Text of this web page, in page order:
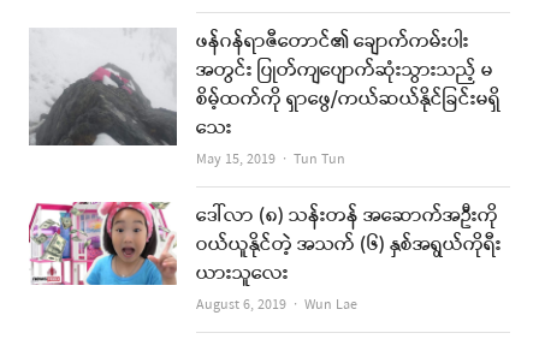
ဖန်ဂန်ရာဇီတောင်၏ ချောက်ကမ်းပါး
အတွင်း ပြုတ်ကျပျောက်ဆုံးသွားသည့် မ
စိမ့်ထက်ကို ရှာဖွေ/ကယ်ဆယ်နိုင်ခြင်းမရှိ
သေး
May 15, 2019 Author
Tun Tun
ဒေါ်လာ (၈) သန်းတန် အဆောက်အဦးကို
ဝယ်ယူနိုင်တဲ့ အသက် (၆) နှစ်အရွယ်ကိုရီး
ယားသူလေး
August 6, 2019 Author
Wun Lae